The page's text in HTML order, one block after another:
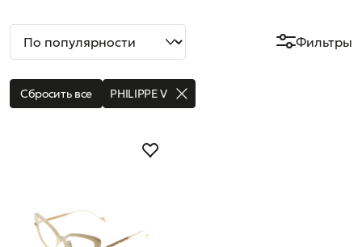
Фильтры
PHILIPPE V
Сбросить все